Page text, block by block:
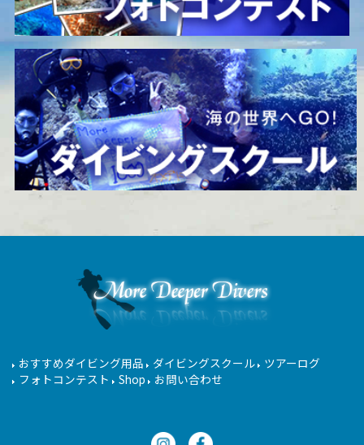
おすすめダイビング用品 ダイビングスクール ツアーログ
フォトコンテスト
Shop お問い合わせ